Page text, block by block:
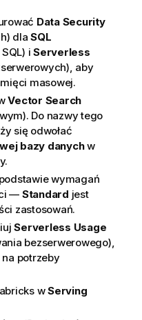
Data Security
dla SQL
i Serverless
aby
masowej.
Vector Search
Do nazwy tego
się odwołać
bazy danychw
wymagań
— Standard jest
zastosowań.
Serverless Usage
bezserwerowego),
potrzeby
wServing